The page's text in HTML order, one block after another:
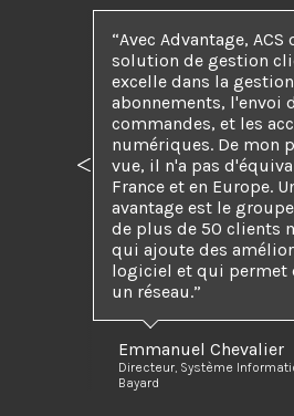
“Avec Advantage, ACS
solution de gestion
excelle dans la
abonnements, l'envoi
commandes, et les
numériques. De mon
vue, il n'a pas
France et en Europe.
avantage est le
de plus de 50 clients
qui ajoute des
logiciel et qui permet
un réseau.”
Emmanuel Chevalier
Directeur, Système
Bayard
Précédent